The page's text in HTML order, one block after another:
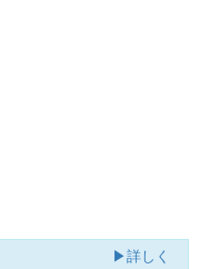
▶詳しく